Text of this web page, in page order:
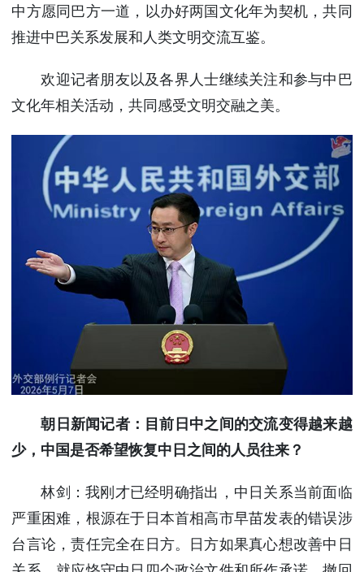
中方愿同巴方一道，以办好两国文化年为契机，共同
推进中巴关系发展和人类文明交流互鉴。
欢迎记者朋友以及各界人士继续关注和参与中巴
文化年相关活动，共同感受文明交融之美。
朝日新闻记者：目前日中之间的交流变得越来越
少，中国是否希望恢复中日之间的人员往来？
林剑：我刚才已经明确指出，中日关系当前面临
严重困难，根源在于日本首相高市早苗发表的错误涉
台言论，责任完全在日方。日方如果真心想改善中日